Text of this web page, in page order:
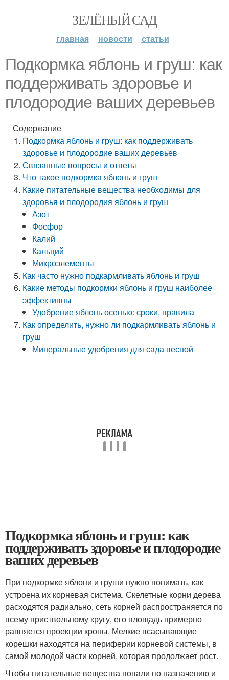
ЗЕЛЁНЫЙ САД
главная новости статьи
Подкормка яблонь и груш: как
поддерживать здоровье и
плодородие ваших деревьев
Содержание
Подкормка яблонь и груш: как поддерживать
здоровье и плодородие ваших деревьев
Связанные вопросы и ответы
Что такое подкормка яблонь и груш
Какие питательные вещества необходимы для
здоровья и плодородия яблонь и груш
Азот
Фосфор
Калий
Кальций
Микроэлементы
Как часто нужно подкармливать яблонь и груш
Какие методы подкормки яблонь и груш наиболее
эффективны
Удобрение яблонь осенью: сроки, правила
Как определить, нужно ли подкармливать яблонь и
груш
Минеральные удобрения для сада весной
Подкормка яблонь и груш: как
поддерживать здоровье и плодородие
ваших деревьев
При подкормке яблони и груши нужно понимать, как
устроена их корневая система. Скелетные корни дерева
расходятся радиально, сеть корней распространяется по
всему приствольному кругу, его площадь примерно
равняется проекции кроны. Мелкие всасывающие
корешки находятся на периферии корневой системы, в
самой молодой части корней, которая продолжает рост.
Чтобы питательные вещества попали по назначению и